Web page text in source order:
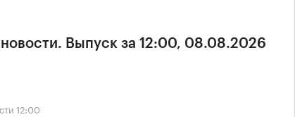
новости. Выпуск за 12:00, 08.08.2026
12:00